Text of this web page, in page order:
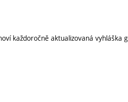
každoročně aktualizovaná vyhláška